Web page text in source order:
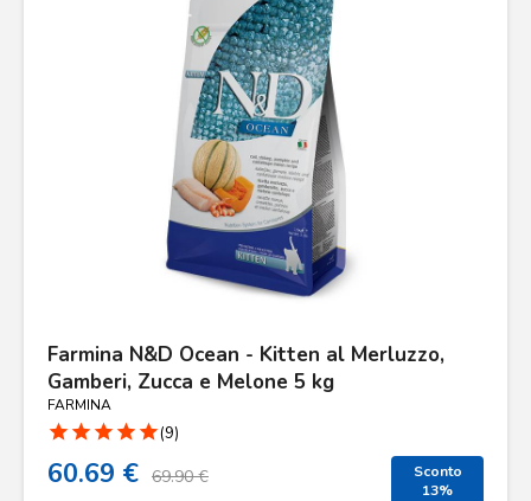
Farmina N&D Ocean - Kitten al Merluzzo,
Gamberi, Zucca e Melone 5 kg
FARMINA
star star star star star(9)
60.69 € 69.90 €
Sconto
13%